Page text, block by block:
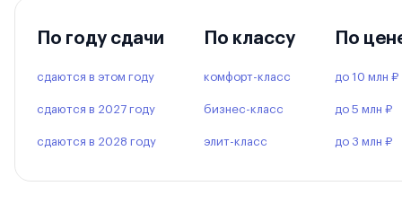
По году сдачи
сдаются в этом году
сдаются в 2027 году
сдаются в 2028 году
По классу
комфорт-класс
бизнес-класс
элит-класс
По
до 10 млн ₽
до 5 млн ₽
до 3 млн ₽